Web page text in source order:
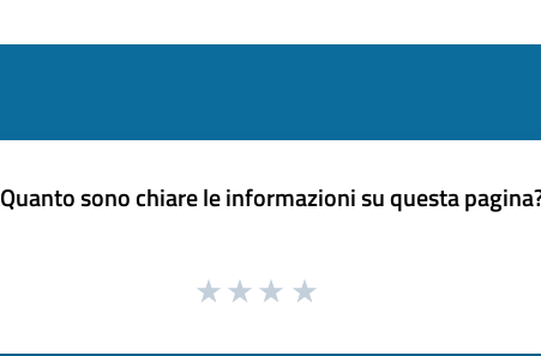
Quanto sono chiare le informazioni su questa